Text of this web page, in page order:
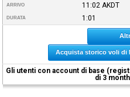
ARRIVO 11:02 AKDT
DURATA 1:01
Acquista storico voli di
Gli utenti con account di base
di 3